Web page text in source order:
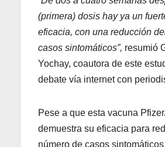
(primera) dosis hay ya un
eficacia, con una reducción
casos sintomáticos”, resumió
Yochay, coautora de este
debate vía internet con
Pese a que esta vacuna
demuestra su eficacia para
número de casos